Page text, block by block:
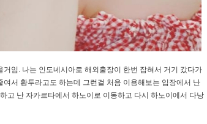
임. 나는 인도네시아로 해외출장이 한번 잡혀서 거기 갔다가
서 황투라고도 하는데 그런걸 처음 이용해보는 입장에서 난
고 난 자카르타에서 하노이로 이동하고 다시 하노이에서 다낭